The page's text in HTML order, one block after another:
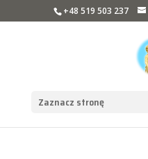
+48 519 503 237
Zaznacz stronę